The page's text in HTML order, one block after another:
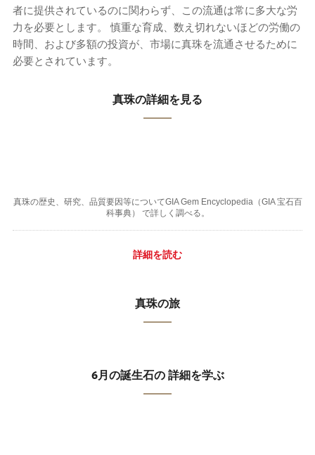
者に提供されているのに関わらず、この流通は常に多大な労
力を必要とします。 慎重な育成、数え切れないほどの労働の
時間、および多額の投資が、市場に真珠を流通させるために
必要とされています。
真珠の詳細を見る
真珠の歴史、研究、品質要因等についてGIA Gem Encyclopedia（GIA 宝石百
科事典） で詳しく調べる。
詳細を読む
真珠の旅
6月の誕生石の 詳細を学ぶ